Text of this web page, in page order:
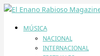
MÚSICA
NACIONAL
INTERNACIONAL